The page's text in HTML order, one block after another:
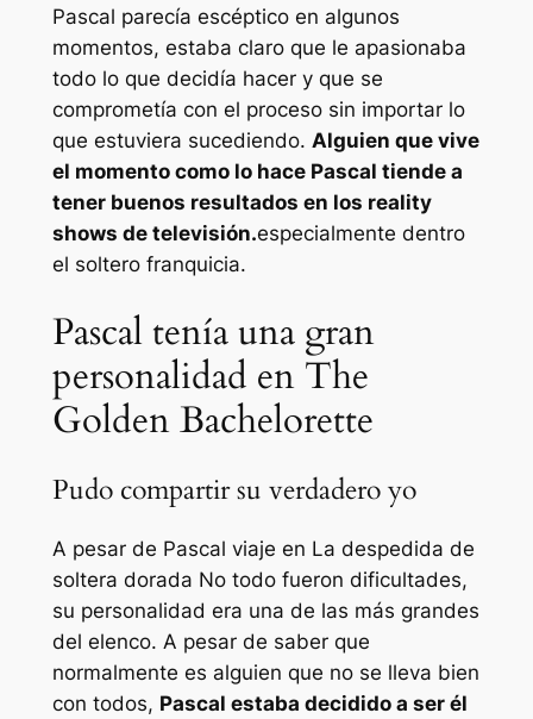
Pascal parecía escéptico en algunos
momentos, estaba claro que le apasionaba
todo lo que decidía hacer y que se
comprometía con el proceso sin importar lo
que estuviera sucediendo. Alguien que vive
el momento como lo hace Pascal tiende a
tener buenos resultados en los reality
shows de televisión.especialmente dentro
el soltero franquicia.
Pascal tenía una gran
personalidad en The
Golden Bachelorette
Pudo compartir su verdadero yo
A pesar de Pascal viaje en La despedida de
soltera dorada No todo fueron dificultades,
su personalidad era una de las más grandes
del elenco. A pesar de saber que
normalmente es alguien que no se lleva bien
con todos, Pascal estaba decidido a ser él